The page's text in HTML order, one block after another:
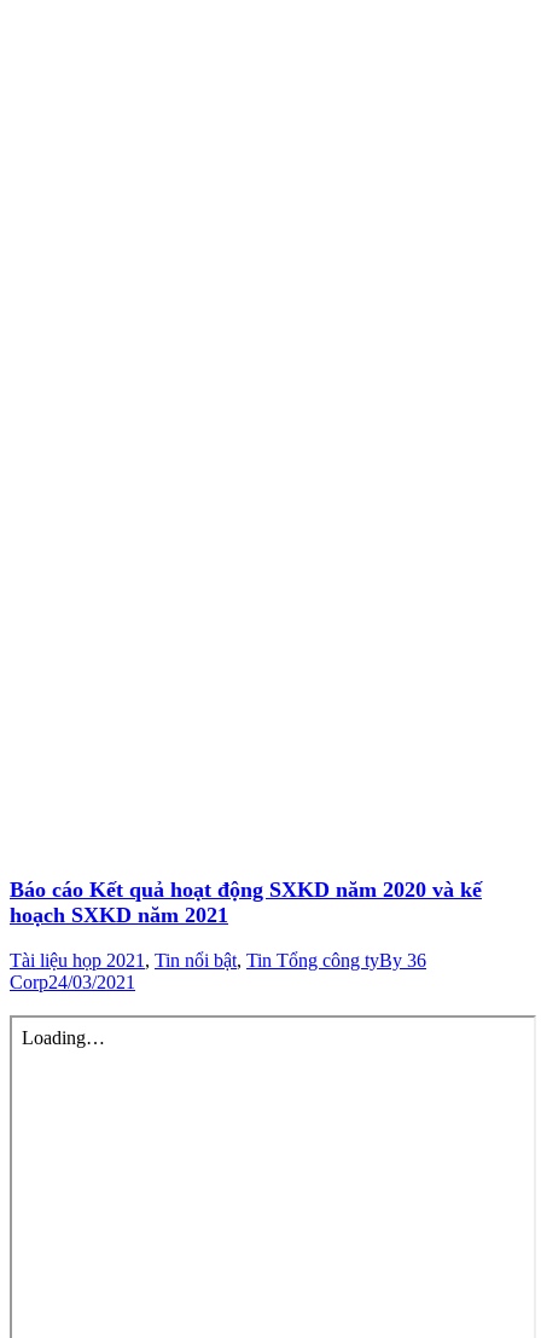
Báo cáo Kết quả hoạt động SXKD năm 2020 và kế
hoạch SXKD năm 2021
Tài liệu họp 2021 , Tin nổi bật, Tin Tổng công tyBy 36
Corp24/03/2021